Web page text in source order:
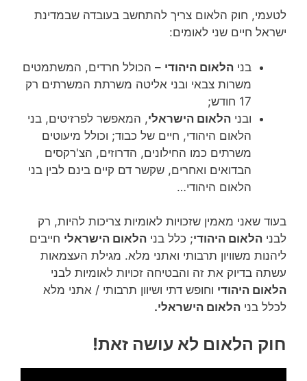
לטעמי, חוק הלאום צריך להתחשב בעובדה שבמדינת
ישראל חיים שני לאומים:
בני הלאום היהודי – הכולל חרדים, המשתמטים
משרות צבאי ובני אליטה משרתת המשרתים רק
17 חודש;
ובני הלאום הישראלי, המאפשר לפרזיטים, בני
הלאום היהודי, חיים של כבוד; וכולל מיעוטים
משרתים כמו החילונים, הדרוזים, הצ'רקסים
הבדואים ואחרים, שקשר דם קיים בינם לבין בני
הלאום היהודי…
בעוד שאני מאמין שזכויות לאומיות צריכות להיות, רק
לבני הלאום היהודי; כלל בני הלאום הישראלי חייבים
ליהנות משוויון תרבותי ואתני מלא. מגילת העצמאות
עשתה בדיוק את זה והבטיחה זכויות לאומיות לבני
הלאום היהודי וחופש דתי ושיוון תרבותי / אתני מלא
לכלל בני הלאום הישראלי.
חוק הלאום לא עושה זאת!